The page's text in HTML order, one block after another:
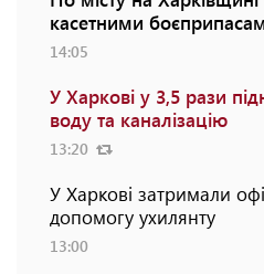
касетними
14:05
У Харкові у 3,5 рази
воду та каналізацію
13:20
У Харкові затримали
допомогу ухилянту
13:00